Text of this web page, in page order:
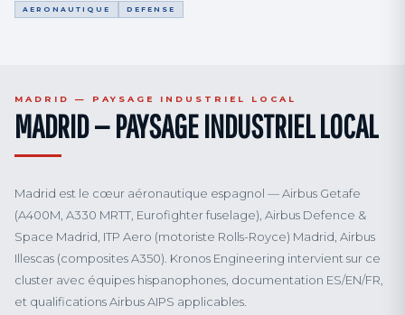
AERONAUTIQUE DEFENSE
MADRID — PAYSAGE INDUSTRIEL LOCAL
MADRID — PAYSAGE INDUSTRIEL LOCAL
Madrid est le cœur aéronautique espagnol — Airbus Getafe
(A400M, A330 MRTT, Eurofighter fuselage), Airbus Defence &
Space Madrid, ITP Aero (motoriste Rolls-Royce) Madrid, Airbus
Illescas (composites A350). Kronos Engineering intervient sur ce
cluster avec équipes hispanophones, documentation ES/EN/FR,
et qualifications Airbus AIPS applicables.